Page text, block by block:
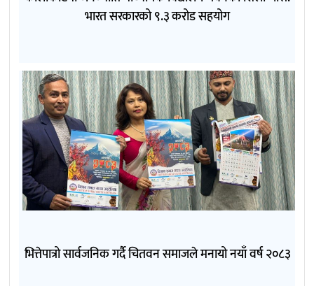
भारत सरकारको ९.३ करोड सहयोग
भित्तेपात्रो सार्वजनिक गर्दै चितवन समाजले मनायो नयाँ वर्ष २०८३